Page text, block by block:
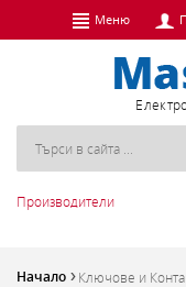
Меню
Производители
Начало Ключове и